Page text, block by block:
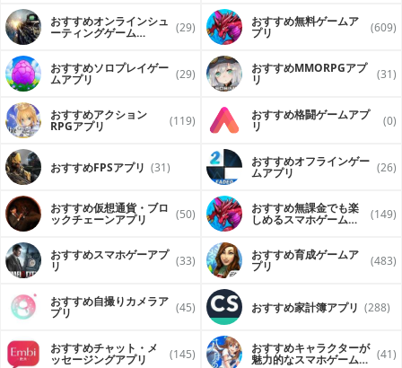
おすすめオンラインシュ
ーティングゲーム (29) おすすめ無料ゲームア
プリ (609)
おすすめソロプレイゲー
ムアプリ (29) おすすめ MMORPGアプ
リ (31)
おすすめアクション
RPGアプリ (119) おすすめ格闘ゲームアプ
リ (0)
おすすめFPSアプリ (31) おすすめオフラインゲー
ムアプリ (26)
おすすめ仮想通貨・ブロ
ックチェーンアプリ (50) おすすめ無課金でも楽
しめるスマホゲームア (149)
おすすめスマホゲーアプ
リ (33) おすすめ育成ゲームア
プリ (483)
おすすめ自撮りカメラア
プリ (45) おすすめ家計簿アプリ (288)
おすすめチャット・メ
ッセージングアプリ (145) おすすめキャラクターが
魅力的なスマホゲームア (41)